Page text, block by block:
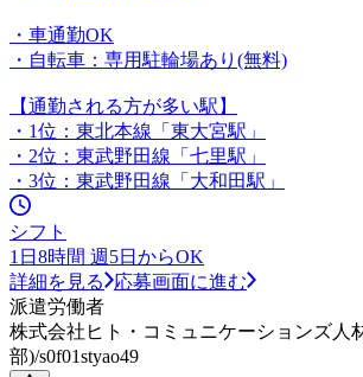
・車通勤OK
・自転車：専用駐輪場あり(無料)
【通勤される方が多い駅】
・1位：東北本線「東大宮駅」
・2位：東武野田線「七里駅」
・3位：東武野田線「大和田駅」
シフト
1日8時間 週5日からOK
詳細を見る
応募画面に進む
派遣労働者
株式会社ヒト・コミュニケーションズ人
部)/s0f01styao49